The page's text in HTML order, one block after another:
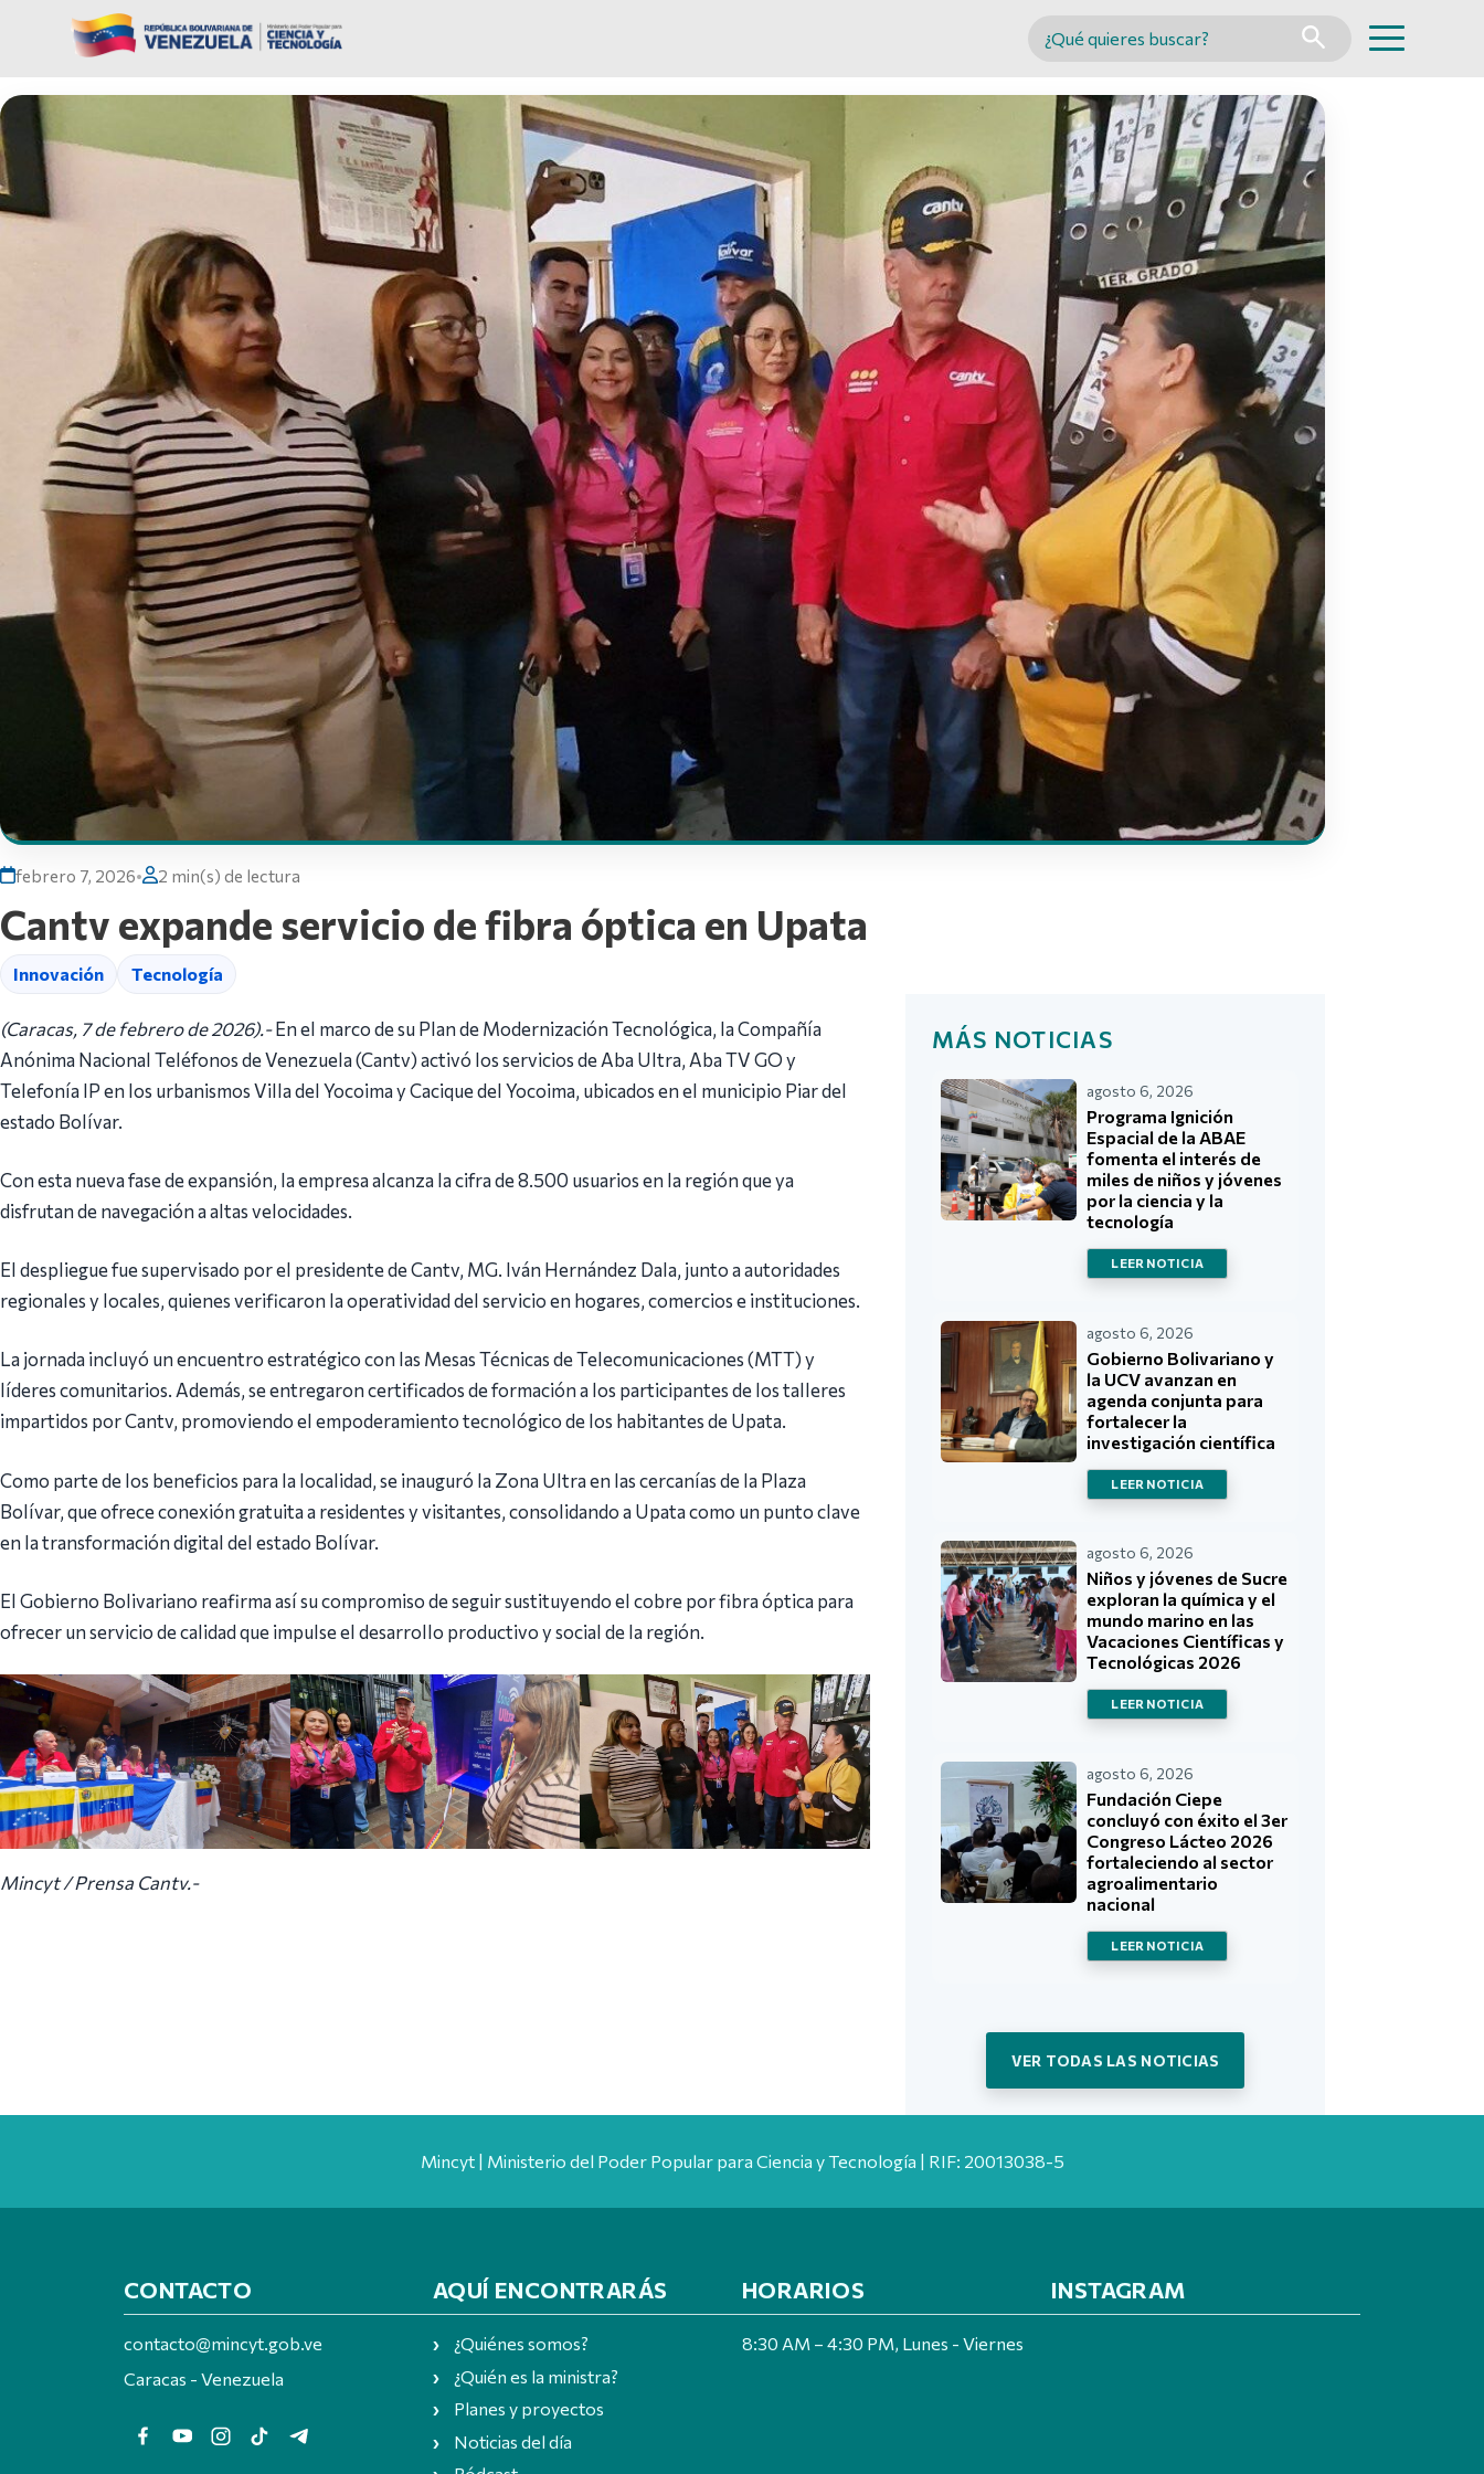
Buscar en MINCYT
febrero 7, 2026• 2 min(s) de lectura
Cantv expande servicio de fibra óptica en Upata
Innovación Tecnología
(Caracas, 7 de febrero de 2026).-En el marco de su Plan de Modernización Tecnológica, la Compañía
Anónima Nacional Teléfonos de Venezuela (Cantv) activó los servicios de Aba Ultra, Aba TV GO y
Telefonía IP en los urbanismos Villa del Yocoima y Cacique del Yocoima, ubicados en el municipio Piar del
estado Bolívar.
Con esta nueva fase de expansión, la empresa alcanza la cifra de 8.500 usuarios en la región que ya
disfrutan de navegación a altas velocidades.
El despliegue fue supervisado por el presidente de Cantv, MG. Iván Hernández Dala, junto a autoridades
regionales y locales, quienes verificaron la operatividad del servicio en hogares, comercios e instituciones.
La jornada incluyó un encuentro estratégico con las Mesas Técnicas de Telecomunicaciones (MTT) y
líderes comunitarios. Además, se entregaron certificados de formación a los participantes de los talleres
impartidos por Cantv, promoviendo el empoderamiento tecnológico de los habitantes de Upata.
Como parte de los beneficios para la localidad, se inauguró la Zona Ultra en las cercanías de la Plaza
Bolívar, que ofrece conexión gratuita a residentes y visitantes, consolidando a Upata como un punto clave
en la transformación digital del estado Bolívar.
El Gobierno Bolivariano reafirma así su compromiso de seguir sustituyendo el cobre por fibra óptica para
ofrecer un servicio de calidad que impulse el desarrollo productivo y social de la región.
Mincyt / Prensa Cantv.-
MÁS NOTICIAS
agosto 6, 2026
Programa Ignición
Espacial de la ABAE
fomenta el interés de
miles de niños y jóvenes
por la ciencia y la
tecnología
LEER NOTICIA
agosto 6, 2026
Gobierno Bolivariano y
la UCV avanzan en
agenda conjunta para
fortalecer la
investigación científica
LEER NOTICIA
agosto 6, 2026
Niños y jóvenes de Sucre
exploran la química y el
mundo marino en las
Vacaciones Científicas y
Tecnológicas 2026
LEER NOTICIA
agosto 6, 2026
Fundación Ciepe
concluyó con éxito el 3er
Congreso Lácteo 2026
fortaleciendo al sector
agroalimentario
nacional
LEER NOTICIA
VER TODAS LAS NOTICIAS
Mincyt | Ministerio del Poder Popular para Ciencia y Tecnología | RIF: 20013038-5
CONTACTO
contacto@mincyt.gob.ve
Caracas - Venezuela
AQUÍ ENCONTRARÁS
¿Quiénes somos?
¿Quién es la ministra?
Planes y proyectos
Noticias del día
HORARIOS
8:30 AM – 4:30 PM, Lunes - Viernes
INSTAGRAM